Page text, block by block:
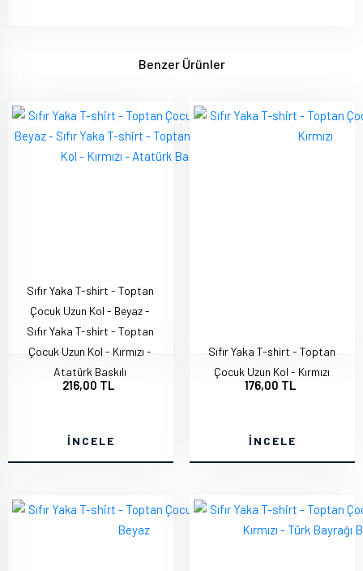
Benzer Ürünler
Sıfır Yaka T-shirt - Toptan
Çocuk Uzun Kol - Beyaz -
Sıfır Yaka T-shirt - Toptan
Çocuk Uzun Kol - Kırmızı -
Atatürk Baskılı
216,00 TL
İNCELE
Sıfır Yaka T-shirt - Toptan
Çocuk Uzun Kol - Kırmızı
176,00 TL
İNCELE